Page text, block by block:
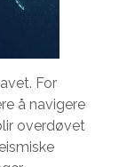
For
å navigere
overdøvet